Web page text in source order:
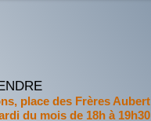
place des Frères Aubert
du mois de 18h à 19h30